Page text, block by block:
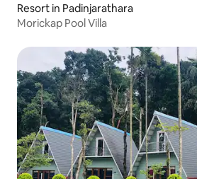
Resort in Padinjarathara
Morickap Pool Villa